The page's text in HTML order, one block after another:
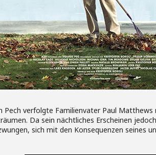
Pech verfolgte Familienvater Paul
Da sein nächtliches Erscheinen
sich mit den Konsequenzen seines